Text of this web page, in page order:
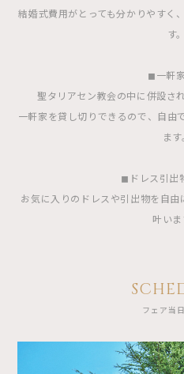
結婚式費用がとっても分かりやすく
す。
◼︎一軒
聖タリアセン教会の中に併設さ
一軒家を貸し切りできるので、自由
ます。
◼︎ドレス引出
お気に入りのドレスや引出物を自
叶いま
フェア当